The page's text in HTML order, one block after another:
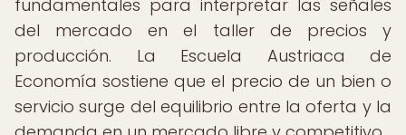
fundamentales para interpretar las señales
del mercado en el taller de precios y
producción. La Escuela Austriaca de
Economía sostiene que el precio de un bien o
servicio surge del equilibrio entre la oferta y la